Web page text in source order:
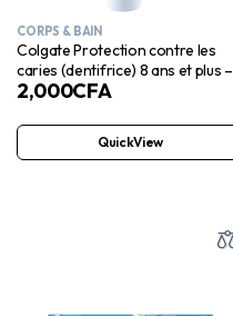
CORPS & BAIN
Colgate Protection contre les
caries (dentifrice) 8 ans et plus –
99 g
2,000CFA
QuickView